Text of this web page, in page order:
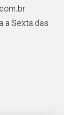
a Sexta das